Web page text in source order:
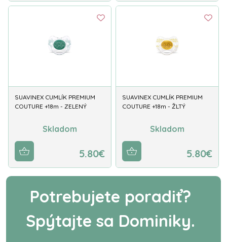
SUAVINEX CUMLÍK PREMIUM
COUTURE +18m - ZELENÝ
Skladom
5.80€
SUAVINEX CUMLÍK PREMIUM
COUTURE +18m - ŽLTÝ
Skladom
5.80€
Potrebujete poradiť?
Spýtajte sa Dominiky.